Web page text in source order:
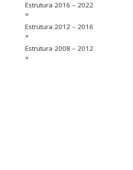
Estrutura 2016 – 2022
»
Estrutura 2012 – 2016
»
Estrutura 2008 – 2012
»